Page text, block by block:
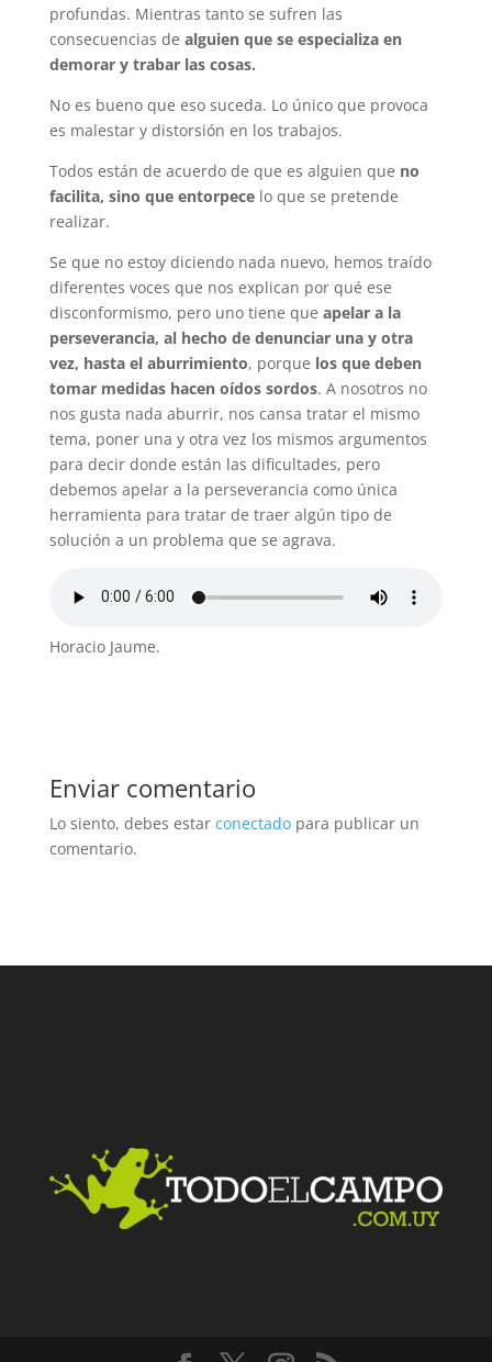
profundas. Mientras tanto se sufren las
consecuencias de alguien que se especializa en
demorar y trabar las cosas.
No es bueno que eso suceda. Lo único que provoca
es malestar y distorsión en los trabajos.
Todos están de acuerdo de que es alguien que no
facilita, sino que entorpecelo que se pretende
realizar.
Se que no estoy diciendo nada nuevo, hemos traído
diferentes voces que nos explican por qué ese
disconformismo, pero uno tiene que apelar a la
perseverancia, al hecho de denunciar una y otra
vez, hasta el aburrimiento, porque los que deben
tomar medidas hacen oídos sordos. A nosotros no
nos gusta nada aburrir, nos cansa tratar el mismo
tema, poner una y otra vez los mismos argumentos
para decir donde están las dificultades, pero
debemos apelar a la perseverancia como única
herramienta para tratar de traer algún tipo de
solución a un problema que se agrava.
Horacio Jaume.
Enviar comentario
Lo siento, debes estar conectadopara publicar un
comentario.
Facebook